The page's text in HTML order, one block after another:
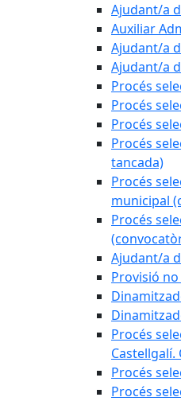
Ajudant/a
Auxiliar
Ajudant/a
Ajudant/a
Procés
Procés
Procés
Procés
tancada)
Procés
municipal
Procés
Ajudant/a
Provisió
Procés
Procés
Procés